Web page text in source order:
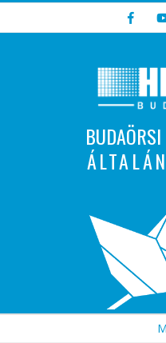
to
Indulunk!